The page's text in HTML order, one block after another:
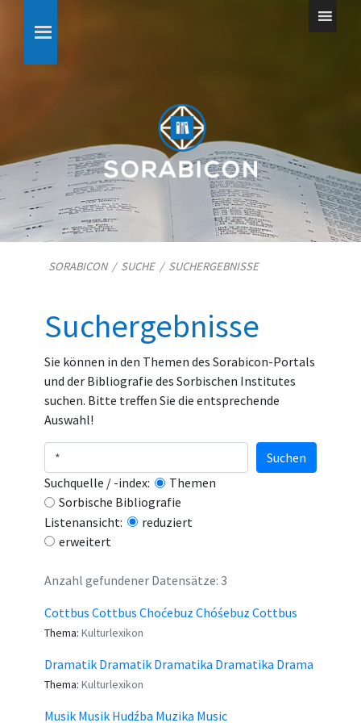
SORABICON/ SUCHE/ SUCHERGEBNISSE
Suchergebnisse
Sie können in den Themen des Sorabicon-Portals
und der Bibliografie des Sorbischen Institutes
suchen. Bitte treffen Sie die entsprechende
Auswahl!
Suchquelle / -index:
Themen
Sorbische Bibliografie
Listenansicht:
reduziert
erweitert
Suchen
Anzahl gefundener Datensätze: 3
Cottbus Cottbus Choćebuz Chóśebuz Cottbus
Thema: Kulturlexikon
Dramatik Dramatik Dramatika Dramatika Drama
Thema: Kulturlexikon
Musik Musik Hudźba Muzika Music